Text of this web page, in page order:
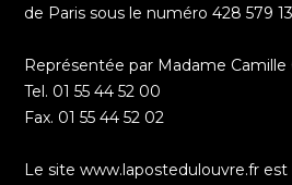
de Paris sous le numéro 428 579
Représentée par Madame Camille
Tel. 01 55 44 52 00
Fax. 01 55 44 52 02
Le site www.lapostedulouvre.fr est